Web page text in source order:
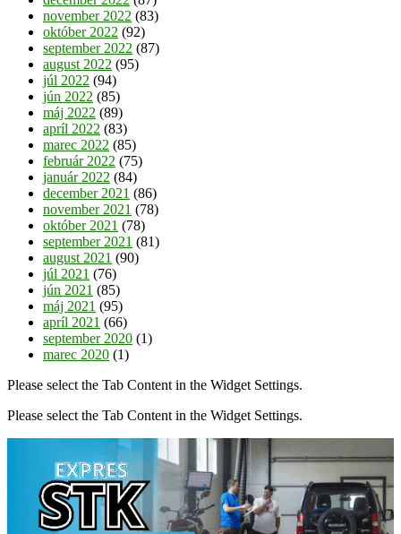
november 2022 (83)
október 2022 (92)
september 2022 (87)
august 2022 (95)
júl 2022 (94)
jún 2022 (85)
máj 2022 (89)
apríl 2022 (83)
marec 2022 (85)
február 2022 (75)
január 2022 (84)
december 2021 (86)
november 2021 (78)
október 2021 (78)
september 2021 (81)
august 2021 (90)
júl 2021 (76)
jún 2021 (85)
máj 2021 (95)
apríl 2021 (66)
september 2020 (1)
marec 2020 (1)
Please select the Tab Content in the Widget Settings.
Please select the Tab Content in the Widget Settings.